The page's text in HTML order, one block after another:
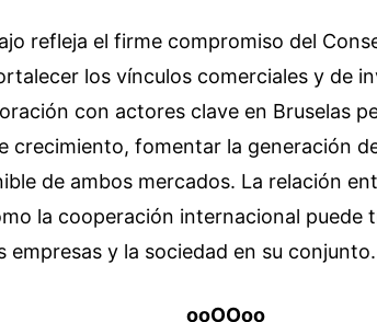
refleja el firme compromiso del
los vínculos comerciales y de
con actores clave en Bruselas
crecimiento, fomentar la generación
de ambos mercados. La relación
la cooperación internacional puede
empresas y la sociedad en su conjunto.
ooOOoo